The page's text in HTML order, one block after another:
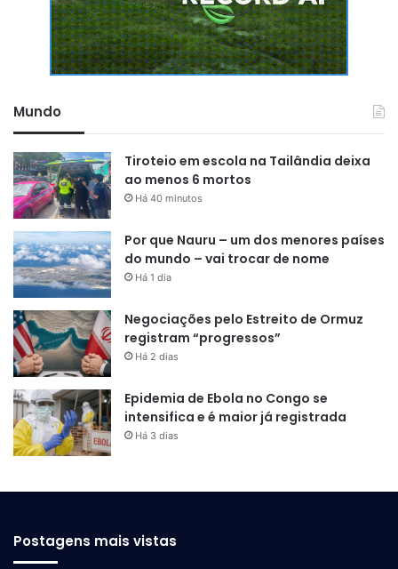
Mundo
Tiroteio em escola na Tailândia deixa
ao menos 6 mortos
Há 40 minutos
Por que Nauru – um dos menores países
do mundo – vai trocar de nome
Há 1 dia
Negociações pelo Estreito de Ormuz
registram “progressos”
Há 2 dias
Epidemia de Ebola no Congo se
intensifica e é maior já registrada
Há 3 dias
Postagens mais vistas